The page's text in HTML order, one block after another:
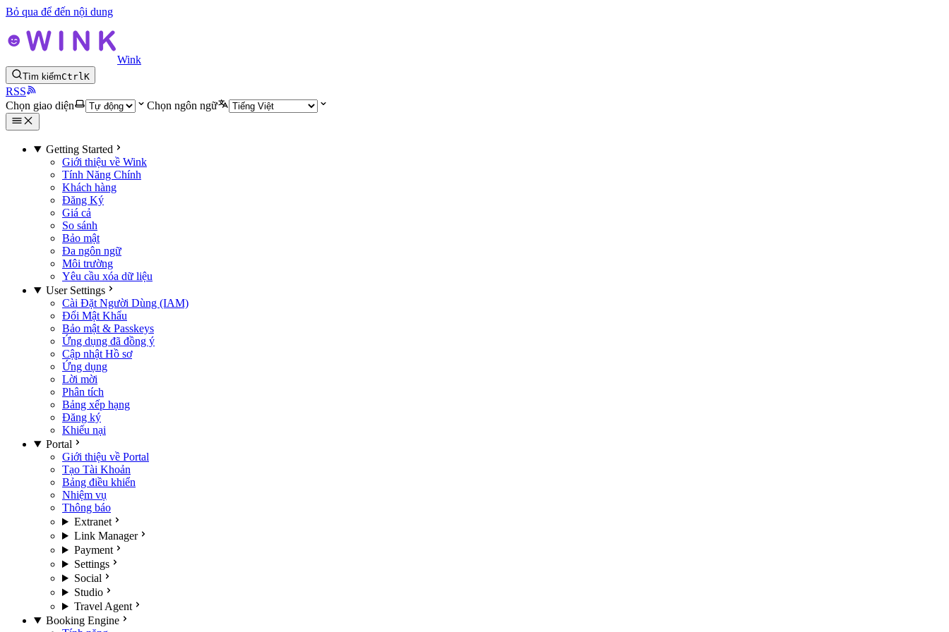
Bỏ qua để đến nội dung
Wink
Tìm kiếmCtrlK
RSS
Chọn giao diện
Chọn ngôn ngữ
Getting Started
Giới thiệu về Wink
Tính Năng Chính
Khách hàng
Đăng Ký
Giá cả
So sánh
Bảo mật
Đa ngôn ngữ
Môi trường
Yêu cầu xóa dữ liệu
User Settings
Cài Đặt Người Dùng (IAM)
Đổi Mật Khẩu
Bảo mật & Passkeys
Ứng dụng đã đồng ý
Cập nhật Hồ sơ
Ứng dụng
Lời mời
Phân tích
Bảng xếp hạng
Đăng ký
Khiếu nại
Portal
Giới thiệu về Portal
Tạo Tài Khoản
Bảng điều khiển
Nhiệm vụ
Thông báo
Extranet
Link Manager
Payment
Settings
Social
Studio
Travel Agent
Booking Engine